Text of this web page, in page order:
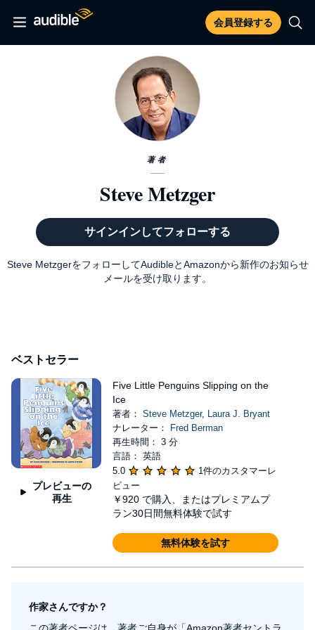
会員登録する
著者
Steve Metzger
サインインしてフォローする
Steve MetzgerをフォローしてAudibleとAmazonから新作のお知らせ
メールを受け取ります。
ベストセラー
プレビューの
再生
Five Little Penguins Slipping on the
Ice
著者： Steve Metzger, Laura J. Bryant
ナレーター：
Fred Berman
再生時間： 3 分
言語： 英語
5.0
1件のカスタマーレ
ビュー
￥920 で購入、またはプレミアムプ
ラン30日間無料体験で試す
無料体験を試す
作家さんですか？